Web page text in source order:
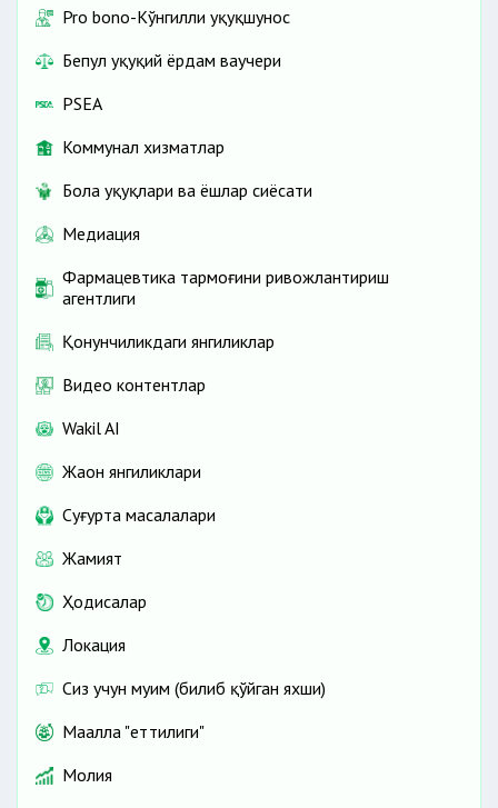
Pro bono-Кўнгилли ҳуқуқшунос
Бепул ҳуқуқий ёрдам ваучери
PSEA
Коммунал хизматлар
Бола ҳуқуқлари ва ёшлар сиёсати
Медиация
Фармацевтика тармоғини ривожлантириш
агентлиги
Қонунчиликдаги янгиликлар
Видео контентлар
Wakil AI
Жаҳон янгиликлари
Cуғурта масалалари
Жамият
Ҳодисалар
Локация
Сиз учун муҳим (билиб қўйган яхши)
Маҳалла "еттилиги"
Молия